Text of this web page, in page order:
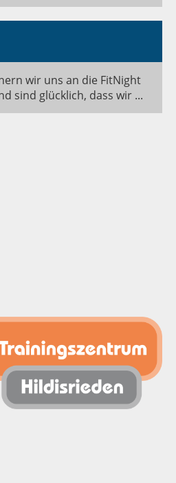
wir uns an die FitNight
sind glücklich, dass wir ...